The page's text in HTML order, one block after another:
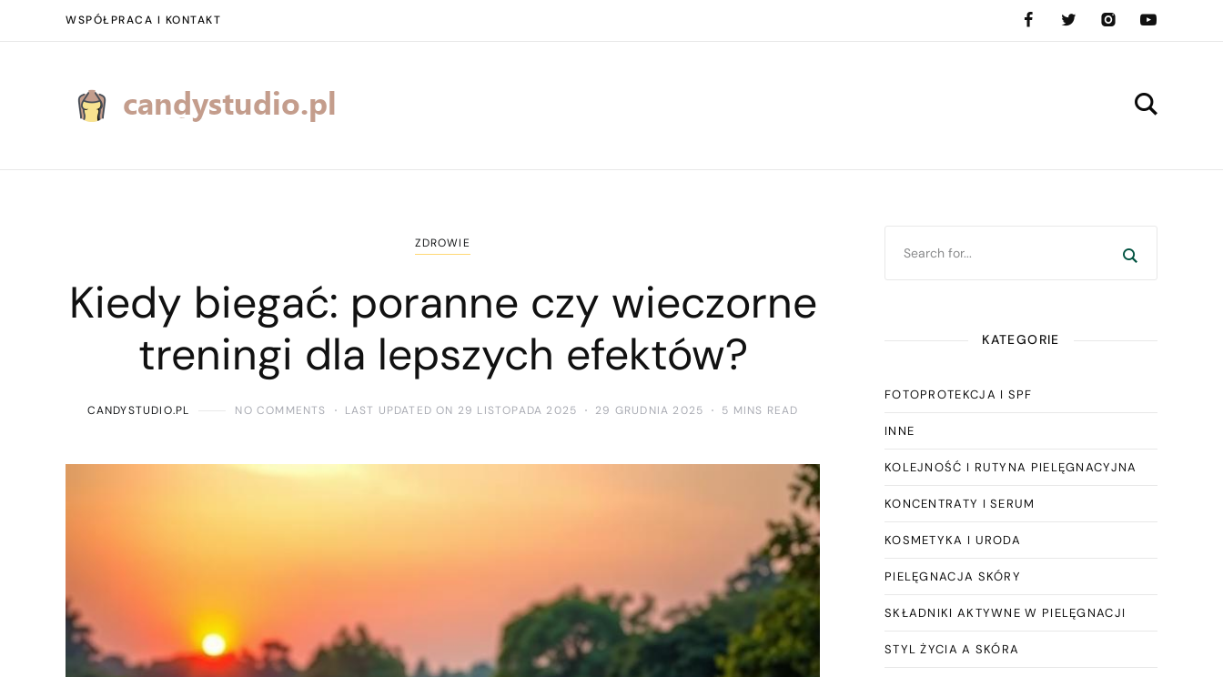
WSPÓŁPRACA I KONTAKT
ZDROWIE
Kiedy biegać: poranne czy wieczorne
treningi dla lepszych efektów?
CANDYSTUDIO.PL NO COMMENTS LAST UPDATED ON 29 LISTOPADA 2025 29 GRUDNIA 2025 5 MINS READ
KATEGORIE
FOTOPROTEKCJA I SPF
INNE
KOLEJNOŚĆ I RUTYNA PIELĘGNACYJNA
KONCENTRATY I SERUM
KOSMETYKA I URODA
PIELĘGNACJA SKÓRY
SKŁADNIKI AKTYWNE W PIELĘGNACJI
STYL ŻYCIA A SKÓRA